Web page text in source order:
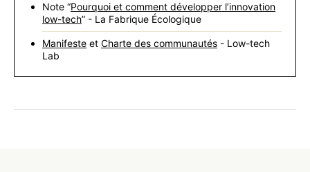
Note “Pourquoi et comment développer l’innovation
low-tech” - La Fabrique Écologique
Manifeste et Charte des communautés - Low-tech
Lab